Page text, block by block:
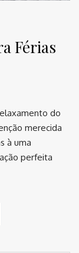
Férias
do
merecida
à uma
perfeita